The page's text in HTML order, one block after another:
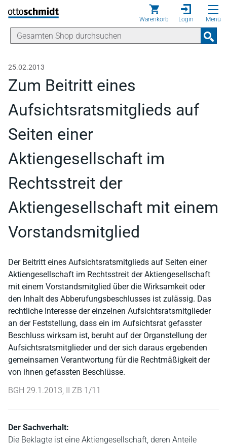
Direkt zum Inhalt
Warenkorb Login Menü
25.02.2013
Zum Beitritt eines
Aufsichtsratsmitglieds auf
Seiten einer
Aktiengesellschaft im
Rechtsstreit der
Aktiengesellschaft mit einem
Vorstandsmitglied
Der Beitritt eines Aufsichtsratsmitglieds auf Seiten einer
Aktiengesellschaft im Rechtsstreit der Aktiengesellschaft
mit einem Vorstandsmitglied über die Wirksamkeit oder
den Inhalt des Abberufungsbeschlusses ist zulässig. Das
rechtliche Interesse der einzelnen Aufsichtsratsmitglieder
an der Feststellung, dass ein im Aufsichtsrat gefasster
Beschluss wirksam ist, beruht auf der Organstellung der
Aufsichtsratsmitglieder und der sich daraus ergebenden
gemeinsamen Verantwortung für die Rechtmäßigkeit der
von ihnen gefassten Beschlüsse.
BGH 29.1.2013, II ZB 1/11
Der Sachverhalt:
Die Beklagte ist eine Aktiengesellschaft, deren Anteile